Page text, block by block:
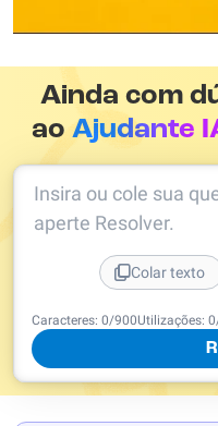
Ainda com
aoAjudante
Caracteres: 0/900Utilizações: 0
Insira ou cole sua
aperte Resolver.
Colar texto